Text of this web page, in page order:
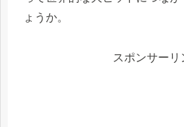
ょうか。
スポンサーリ